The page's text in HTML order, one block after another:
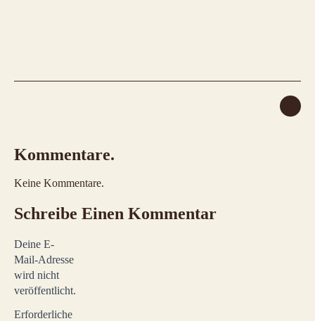
Kommentare.
Keine Kommentare.
Schreibe Einen Kommentar
Deine E-
Mail-Adresse
wird nicht
veröffentlicht.
Erforderliche